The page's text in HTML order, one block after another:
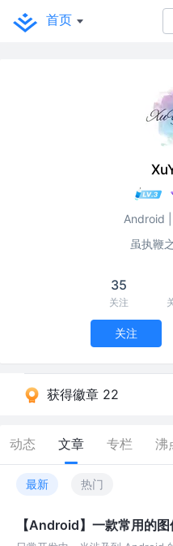
首页
Android
虽执鞭
35
关注
关注
获得徽章 22
动态 文章 专栏 沸
最新 热门
【Android】一款常用的